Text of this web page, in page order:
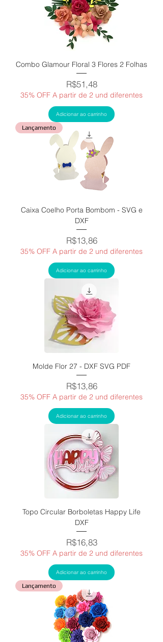
Combo Glamour Floral 3 Flores 2 Folhas
Price
R$51,48
35% OFF A partir de 2 und diferentes
Adicionar ao carrinho
Lançamento
Caixa Coelho Porta Bombom - SVG e
DXF
Price
R$13,86
35% OFF A partir de 2 und diferentes
Adicionar ao carrinho
Molde Flor 27 - DXF SVG PDF
Price
R$13,86
35% OFF A partir de 2 und diferentes
Adicionar ao carrinho
Topo Circular Borboletas Happy Life
DXF
Price
R$16,83
35% OFF A partir de 2 und diferentes
Adicionar ao carrinho
Lançamento